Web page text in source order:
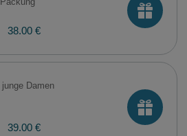
38.00 €
Damen
39.00 €